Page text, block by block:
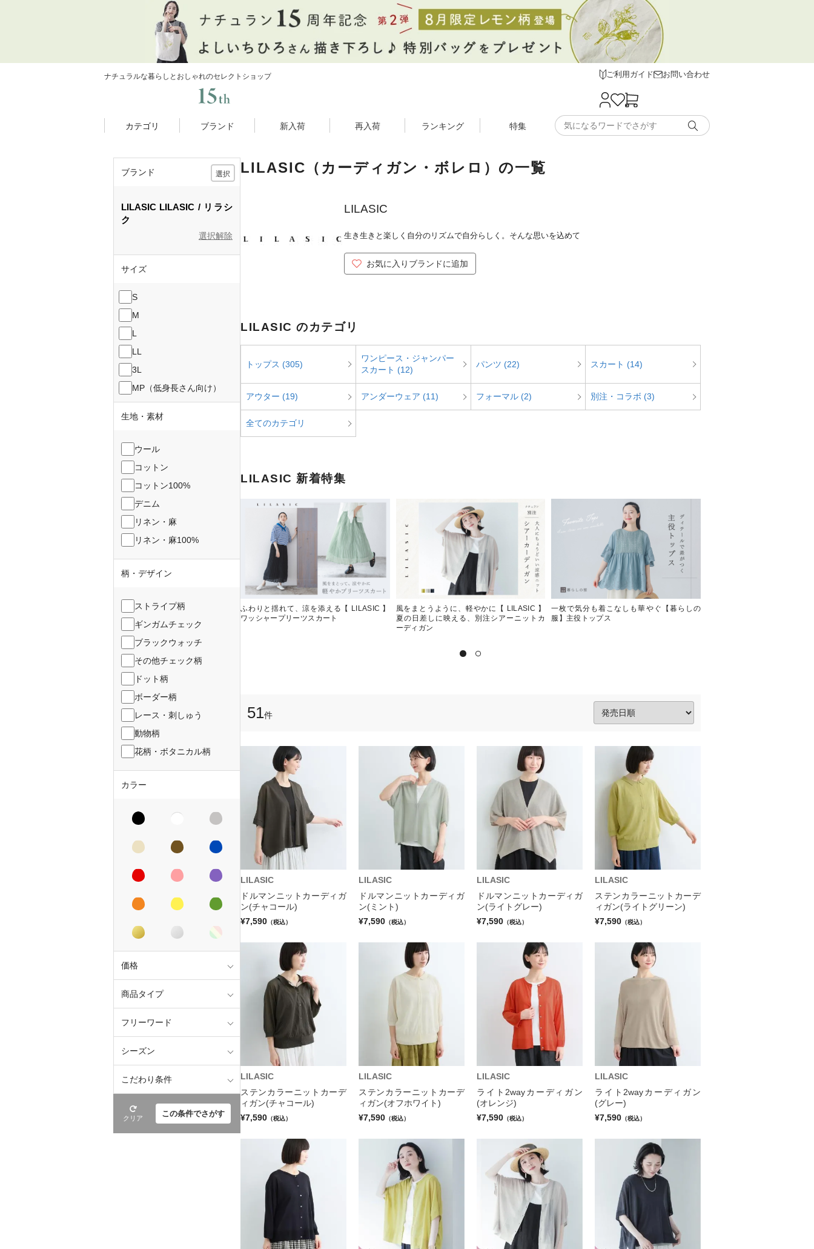
ナチュラルな暮らしとおしゃれのセレクトショップ ご利用ガイド お問い合わせ
カテゴリ ブランド 新入荷 再入荷 ランキング 特集
ブランド 選択
LILASIC LILASIC
リラシ
ク
選択解除
サイズ
S
M
L
LL
3L
MP（低身長さん向け）
生地・素材
ウール
コットン
コットン100%
デニム
リネン・麻
リネン・麻100%
柄・デザイン
ストライプ柄
ギンガムチェック
ブラックウォッチ
その他チェック柄
ドット柄
ボーダー柄
レース・刺しゅう
動物柄
花柄・ボタニカル柄
カラー
価格
商品タイプ
フリーワード
シーズン
こだわり条件
クリア この条件でさがす
LILASIC（カーディガン・ボレロ）の一覧
LILASIC
生き生きと楽しく自分のリズムで自分らしく。そんな思いを込めて
お気に入りブランドに追加
LILASIC のカテゴリ
トップス (305)
ワンピース・ジャンパー
スカート (12)
パンツ (22) スカート (14)
アウター (19) アンダーウェア (11) フォーマル (2) 別注・コラボ (3)
全てのカテゴリ
LILASIC 新着特集
ふわりと揺れて、涼を添える【 LILASIC 】
ワッシャープリーツスカート
風をまとうように、軽やかに【 LILASIC 】
夏の日差しに映える、別注シアーニットカ
ーディガン
一枚で気分も着こなしも華やぐ【暮らしの
服】主役トップス
51件
LILASIC
ドルマンニットカーディガ
ン(チャコール)
¥7,590 （税込）
LILASIC
ドルマンニットカーディガ
ン(ミント)
¥7,590 （税込）
LILASIC
ドルマンニットカーディガ
ン(ライトグレー)
¥7,590 （税込）
LILASIC
ステンカラーニットカーデ
ィガン(ライトグリーン)
¥7,590 （税込）
LILASIC
ステンカラーニットカーデ
ィガン(チャコール)
¥7,590 （税込）
LILASIC
ステンカラーニットカーデ
ィガン(オフホワイト)
¥7,590 （税込）
LILASIC
ライト2wayカーディガン
(オレンジ)
¥7,590 （税込）
LILASIC
ライト2wayカーディガン
(グレー)
¥7,590 （税込）